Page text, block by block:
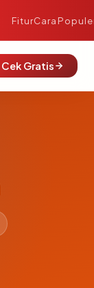
FiturCara
Cek Gratis